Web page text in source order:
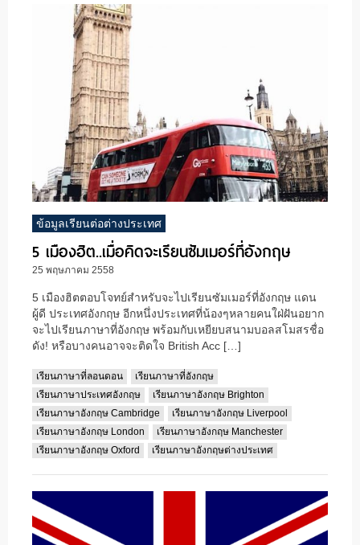
ข้อมูลเรียนต่อต่างประเทศ
5 เมืองฮิต..เมื่อคิดจะเรียนซัมเมอร์ที่อังกฤษ
25 พฤษภาคม 2558
5 เมืองฮิตตอบโจทย์สำหรับจะไปเรียนซัมเมอร์ที่อังกฤษ แดน
ผู้ดี ประเทศอังกฤษ อีกหนึ่งประเทศที่น้องๆหลายคนใฝ่ฝันอยาก
จะไปเรียนภาษาที่อังกฤษ พร้อมกับเหยียบสนามบอลสโมสรชื่อ
ดัง! หรือบางคนอาจจะติดใจ British Acc […]
เรียนภาษาที่ลอนดอน
เรียนภาษาที่อังกฤษ
เรียนภาษาประเทศอังกฤษ
เรียนภาษาอังกฤษ Brighton
เรียนภาษาอังกฤษ Cambridge
เรียนภาษาอังกฤษ Liverpool
เรียนภาษาอังกฤษ London
เรียนภาษาอังกฤษ Manchester
เรียนภาษาอังกฤษ Oxford
เรียนภาษาอังกฤษต่างประเทศ